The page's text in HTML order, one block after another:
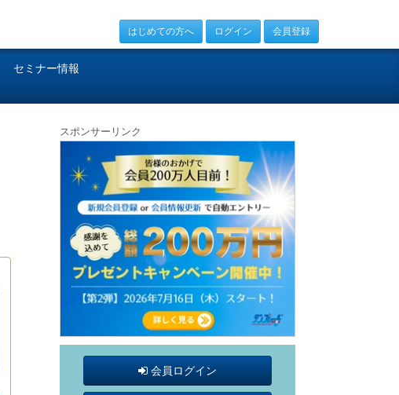
はじめての方へ ログイン 会員登録
セミナー情報
スポンサーリンク
会員ログイン